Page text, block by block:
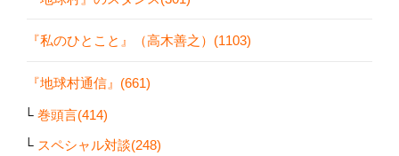
『私のひとこと』（高木善之）(1103)
『地球村通信』(661)
巻頭言(414)
スペシャル対談(248)